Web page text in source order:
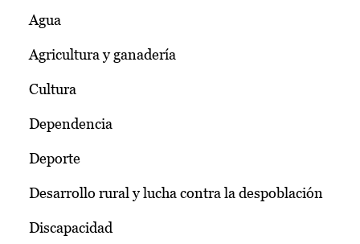
Agua
Agricultura y ganadería
Cultura
Dependencia
Deporte
Desarrollo rural y lucha contra la despoblación
Discapacidad